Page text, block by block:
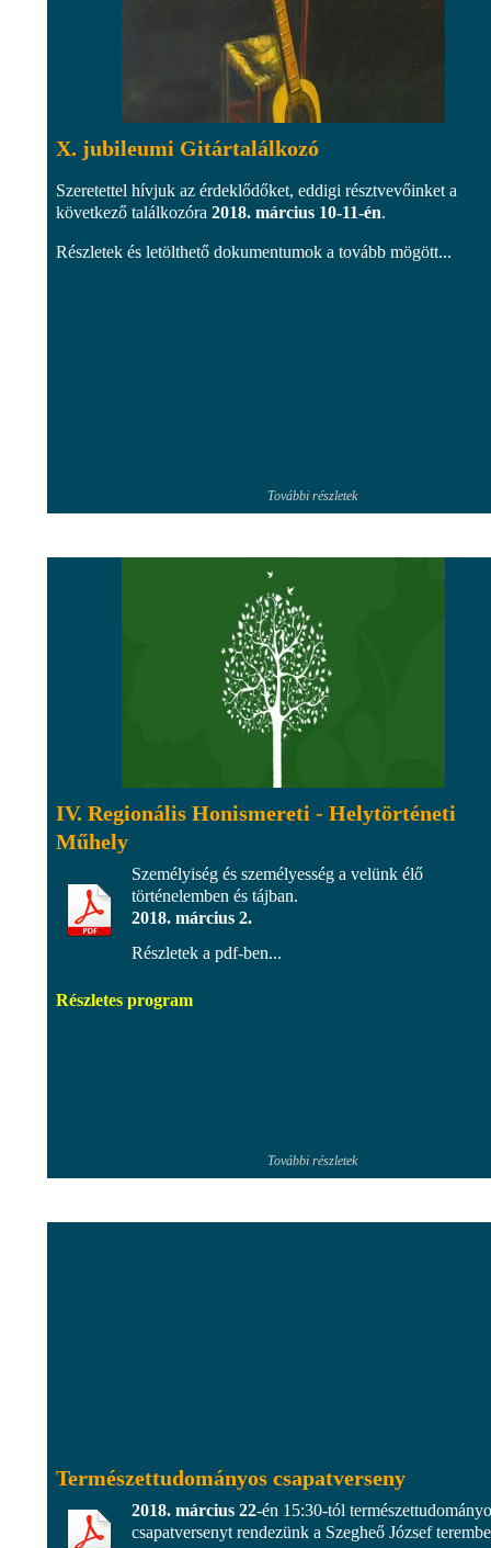
X. jubileumi Gitártalálkozó
Szeretettel hívjuk az érdeklődőket, eddigi résztvevőinket a
következő találkozóra 2018. március 10-11-én.
Részletek és letölthető dokumentumok a tovább mögött...
További részletek
IV. Regionális Honismereti - Helytörténeti
Műhely
Személyiség és személyesség a velünk élő
történelemben és tájban.
2018. március 2.
Részletek a pdf-ben...
Részletes program
További részletek
Természettudományos csapatverseny
2018. március 22-én 15:30-tól
csapatversenyt rendezünk a Szegheő József